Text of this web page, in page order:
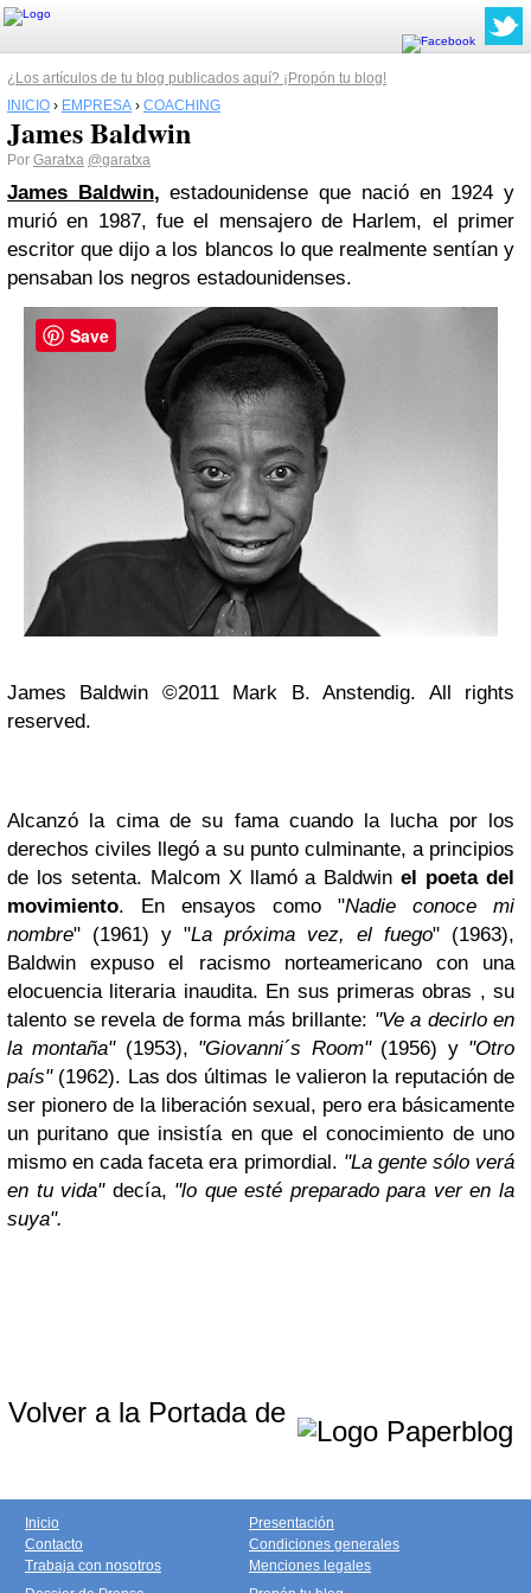
¿Los artículos de tu blog publicados aquí? ¡Propón tu blog!
INICIO › EMPRESA › COACHING
James Baldwin
Por Garatxa @garatxa
James Baldwin, estadounidense que nació en 1924 y
murió en 1987, fue el mensajero de Harlem, el primer
escritor que dijo a los blancos lo que realmente sentían y
pensaban los negros estadounidenses.
James Baldwin ©2011 Mark B. Anstendig. All rights
reserved.
Alcanzó la cima de su fama cuando la lucha por los
derechos civiles llegó a su punto culminante, a principios
de los setenta. Malcom X llamó a Baldwinel poeta del
movimiento. En ensayos como "Nadie conoce mi
nombre" (1961) y "La próxima vez, el fuego" (1963),
Baldwin expuso el racismo norteamericano con una
elocuencia literaria inaudita. En sus primeras obras , su
talento se revela de forma más brillante: "Ve a decirlo en
la montaña"(1953), "Giovanni´s Room"(1956) y "Otro
país"(1962). Las dos últimas le valieron la reputación de
ser pionero de la liberación sexual, pero era básicamente
un puritano que insistía en que el conocimiento de uno
mismo en cada faceta era primordial. "La gente sólo verá
en tu vida"decía, "lo que esté preparado para ver en la
suya".
Volver a la Portada de
Inicio
Contacto
Trabaja con nosotros
Presentación
Condiciones generales
Menciones legales
Save